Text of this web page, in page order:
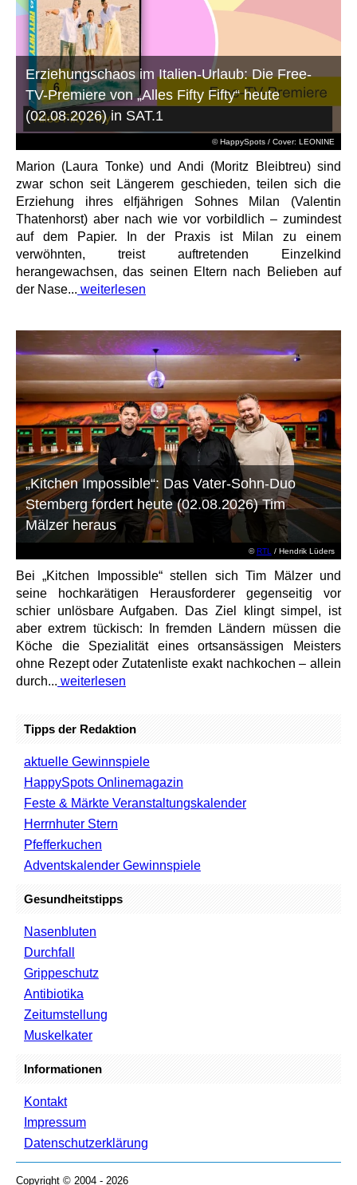
© HappySpots / Cover: LEONINE
Erziehungschaos im Italien-Urlaub: Die Free-
TV-Premiere von „Alles Fifty Fifty“ heute
(02.08.2026) in SAT.1
Marion (Laura Tonke) und Andi (Moritz Bleibtreu) sind
zwar schon seit Längerem geschieden, teilen sich die
Erziehung ihres elfjährigen Sohnes Milan (Valentin
Thatenhorst) aber nach wie vor vorbildlich – zumindest
auf dem Papier. In der Praxis ist Milan zu einem
verwöhnten, treist auftretenden Einzelkind
herangewachsen, das seinen Eltern nach Belieben auf
der Nase... weiterlesen
©RTL / Hendrik Lüders
„Kitchen Impossible“: Das Vater-Sohn-Duo
Stemberg fordert heute (02.08.2026) Tim
Mälzer heraus
Bei „Kitchen Impossible“ stellen sich Tim Mälzer und
seine hochkarätigen Herausforderer gegenseitig vor
schier unlösbare Aufgaben. Das Ziel klingt simpel, ist
aber extrem tückisch: In fremden Ländern müssen die
Köche die Spezialität eines ortsansässigen Meisters
ohne Rezept oder Zutatenliste exakt nachkochen – allein
durch... weiterlesen
Tipps der Redaktion
aktuelle Gewinnspiele
HappySpots Onlinemagazin
Feste & Märkte Veranstaltungskalender
Herrnhuter Stern
Pfefferkuchen
Adventskalender Gewinnspiele
Gesundheitstipps
Nasenbluten
Durchfall
Grippeschutz
Antibiotika
Zeitumstellung
Muskelkater
Informationen
Kontakt
Impressum
Datenschutzerklärung
Copyright © 2004 - 2026